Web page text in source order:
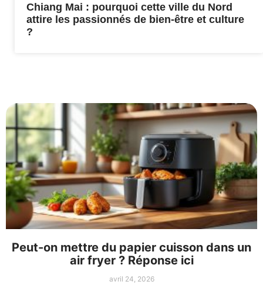
Chiang Mai : pourquoi cette ville du Nord
attire les passionnés de bien-être et culture
?
Peut-on mettre du papier cuisson dans un
air fryer ? Réponse ici
avril 24, 2026